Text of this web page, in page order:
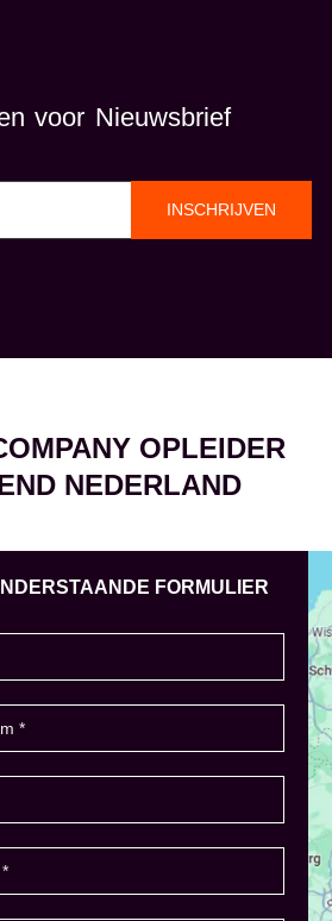
voor Nieuwsbrief
INSCHRIJVEN
OPLEIDER
NEDERLAND
FORMULIER